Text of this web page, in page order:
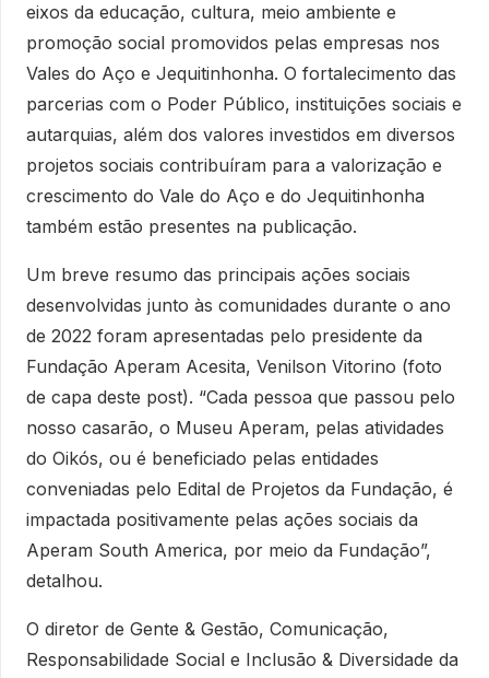
eixos da educação, cultura, meio ambiente e
promoção social promovidos pelas empresas nos
Vales do Aço e Jequitinhonha. O fortalecimento das
parcerias com o Poder Público, instituições sociais e
autarquias, além dos valores investidos em diversos
projetos sociais contribuíram para a valorização e
crescimento do Vale do Aço e do Jequitinhonha
também estão presentes na publicação.
Um breve resumo das principais ações sociais
desenvolvidas junto às comunidades durante o ano
de 2022 foram apresentadas pelo presidente da
Fundação Aperam Acesita, Venilson Vitorino (foto
de capa deste post). “Cada pessoa que passou pelo
nosso casarão, o Museu Aperam, pelas atividades
do Oikós, ou é beneficiado pelas entidades
conveniadas pelo Edital de Projetos da Fundação, é
impactada positivamente pelas ações sociais da
Aperam South America, por meio da Fundação”,
detalhou.
O diretor de Gente & Gestão, Comunicação,
Responsabilidade Social e Inclusão & Diversidade da